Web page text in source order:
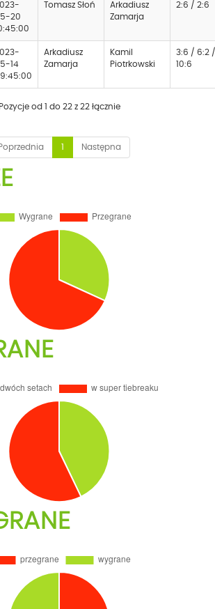
20
Tomasz Słoń
Arkadiusz
Zamarja
2:6 / 2:6
14
Arkadiusz
Zamarja
Kamil
Piotrkowski
3:6 / 6:2 /
10:6
Pozycje od 1 do 22 z 22 łącznie
Poprzednia 1 Następna